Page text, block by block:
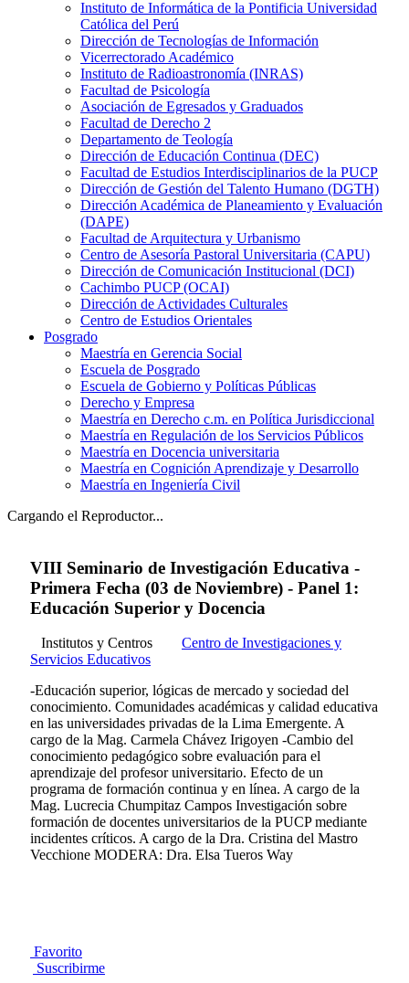
Instituto de Informática de la Pontificia Universidad
Católica del Perú
Dirección de Tecnologías de Información
Vicerrectorado Académico
Instituto de Radioastronomía (INRAS)
Facultad de Psicología
Asociación de Egresados y Graduados
Facultad de Derecho 2
Departamento de Teología
Dirección de Educación Continua (DEC)
Facultad de Estudios Interdisciplinarios de la PUCP
Dirección de Gestión del Talento Humano (DGTH)
Dirección Académica de Planeamiento y Evaluación
(DAPE)
Facultad de Arquitectura y Urbanismo
Centro de Asesoría Pastoral Universitaria (CAPU)
Dirección de Comunicación Institucional (DCI)
Cachimbo PUCP (OCAI)
Dirección de Actividades Culturales
Centro de Estudios Orientales
Posgrado
Maestría en Gerencia Social
Escuela de Posgrado
Escuela de Gobierno y Políticas Públicas
Derecho y Empresa
Maestría en Derecho c.m. en Política Jurisdiccional
Maestría en Regulación de los Servicios Públicos
Maestría en Docencia universitaria
Maestría en Cognición Aprendizaje y Desarrollo
Maestría en Ingeniería Civil
Cargando el Reproductor...
VIII Seminario de Investigación Educativa -
Primera Fecha (03 de Noviembre) - Panel 1:
Educación Superior y Docencia
Institutos y Centros
Centro de Investigaciones y
Servicios Educativos
-Educación superior, lógicas de mercado y sociedad del
conocimiento. Comunidades académicas y calidad educativa
en las universidades privadas de la Lima Emergente. A
cargo de la Mag. Carmela Chávez Irigoyen -Cambio del
conocimiento pedagógico sobre evaluación para el
aprendizaje del profesor universitario. Efecto de un
programa de formación continua y en línea. A cargo de la
Mag. Lucrecia Chumpitaz Campos Investigación sobre
formación de docentes universitarios de la PUCP mediante
incidentes críticos. A cargo de la Dra. Cristina del Mastro
Vecchione MODERA: Dra. Elsa Tueros Way
Favorito
Suscribirme